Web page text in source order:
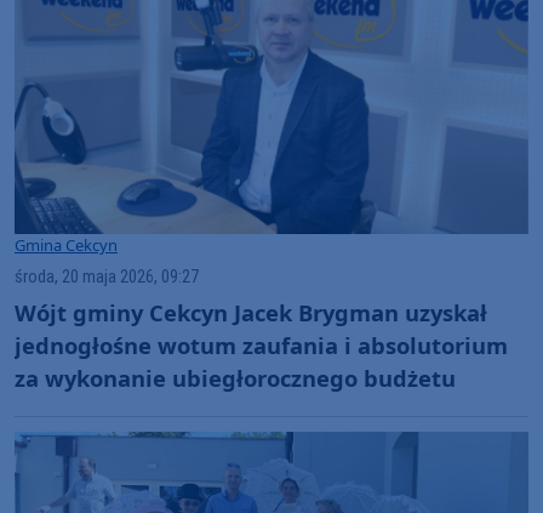
Gmina Cekcyn
środa, 20 maja 2026, 09:27
Wójt gminy Cekcyn Jacek Brygman uzyskał
jednogłośne wotum zaufania i absolutorium
za wykonanie ubiegłorocznego budżetu